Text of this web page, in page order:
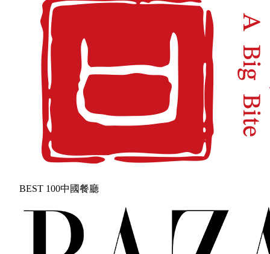
BEST 100中國餐廳